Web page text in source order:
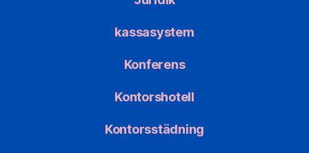
kassasystem
Konferens
Kontorshotell
Kontorsstädning